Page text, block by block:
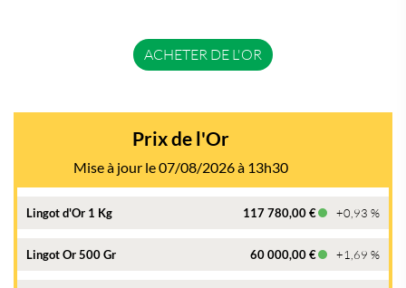
ACHETER DE L'OR
Prix de l'Or
Mise à jour le 07/08/2026 à 13h30
Lingot d'Or 1 Kg 117 780,00 € +0,93 %
Lingot Or 500 Gr 60 000,00 € +1,69 %